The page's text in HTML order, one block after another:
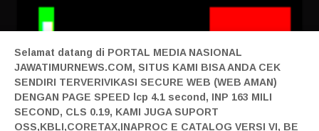
Terbaru Babinsa Koramil 0815/18 Gondang Kawal Panen Padi
Selamat datang di PORTAL MEDIA NASIONAL
JAWATIMURNEWS.COM, SITUS KAMI BISA ANDA CEK
SENDIRI TERVERIVIKASI SECURE WEB (WEB AMAN)
DENGAN PAGE SPEED lcp 4.1 second, INP 163 MILI
SECOND, CLS 0.19, KAMI JUGA SUPORT
OSS,KBLI,CORETAX,INAPROC E CATALOG VERSI VI, BE